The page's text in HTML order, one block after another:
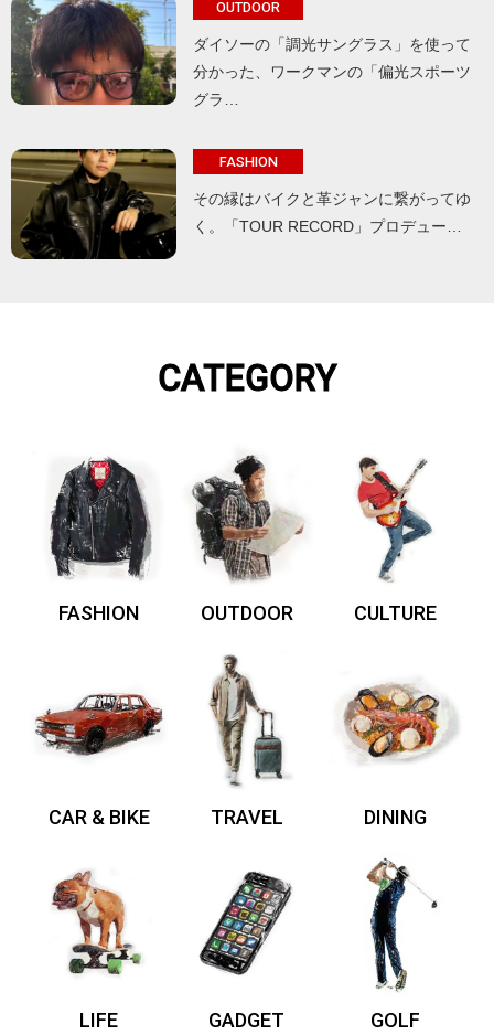
OUTDOOR
ダイソーの「調光サングラス」を使って
分かった、ワークマンの「偏光スポーツ
グラ…
FASHION
その縁はバイクと革ジャンに繋がってゆ
く。「TOUR RECORD」プロデュー…
CATEGORY
FASHION OUTDOOR CULTURE
CAR & BIKE TRAVEL DINING
LIFE GADGET GOLF